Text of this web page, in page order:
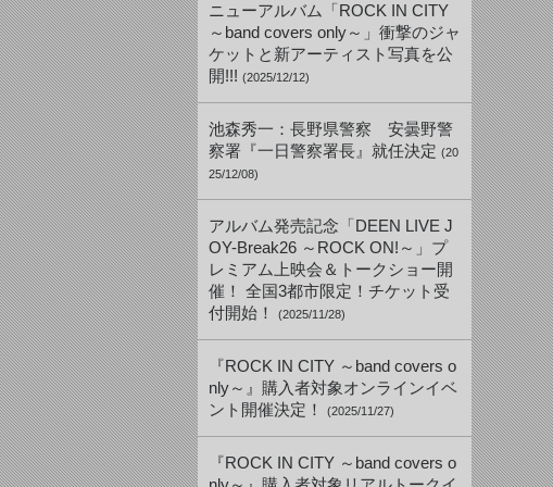
ニューアルバム「ROCK IN CITY
～band covers only～」衝撃のジャ
ケットと新アーティスト写真を公
開!!! (2025/12/12)
池森秀一：長野県警察 安曇野警
察署『一日警察署長』就任決定 (20
25/12/08)
アルバム発売記念「DEEN LIVE J
OY-Break26 ～ROCK ON!～」プ
レミアム上映会＆トークショー開
催！ 全国3都市限定！チケット受
付開始！
(2025/11/28)
『ROCK IN CITY ～band covers o
nly～』購入者対象オンラインイベ
ント開催決定！
(2025/11/27)
『ROCK IN CITY ～band covers o